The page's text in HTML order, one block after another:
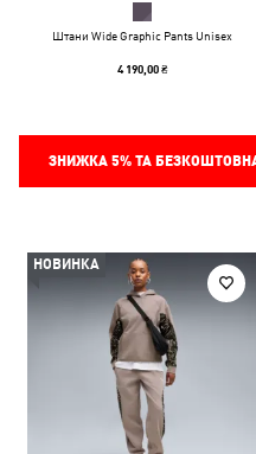
Штани Wide Graphic Pants Unisex
4 190,00 ₴
ЗНИЖКА 5%ТА
НОВИНКА